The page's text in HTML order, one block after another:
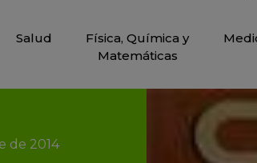
Salud
Física, Química y
Matemáticas
de 2014